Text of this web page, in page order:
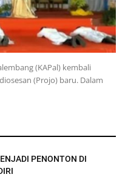
(KAPal) kembali
(Projo) baru. Dalam
PENONTON DI